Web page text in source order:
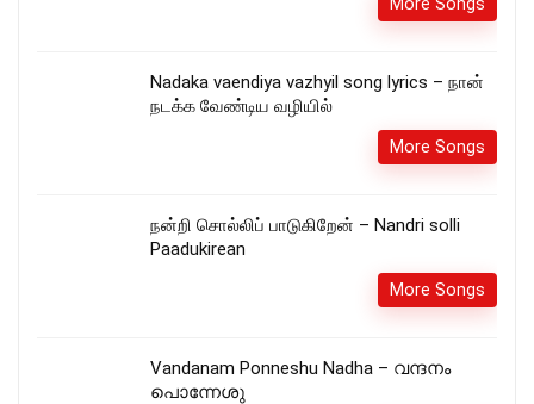
Nadaka vaendiya vazhyil song lyrics – நான்
நடக்க வேண்டிய வழியில்
More Songs
நன்றி சொல்லிப் பாடுகிறேன் – Nandri solli
Paadukirean
More Songs
Vandanam Ponneshu Nadha – വന്ദനം
പൊന്നേശു